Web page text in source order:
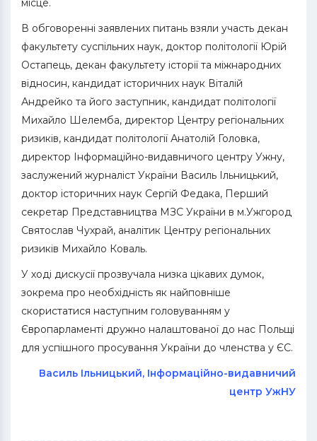
місце.
В обговоренні заявлених питань взяли участь декан
факультету суспільних наук, доктор політології Юрій
Остапець, декан факультету історії та міжнародних
відносин, кандидат історичних наук Віталій
Андрейко та його заступник, кандидат політології
Михайло Шелемба, директор Центру регіональних
ризиків, кандидат політології Анатолій Головка,
директор Інформаційно-видавничого центру Ужну,
заслужений журналіст України Василь Ільницький,
доктор історичних наук Сергій Федака, Перший
секретар Представництва МЗС України в м.Ужгород
Святослав Чухрай, аналітик Центру регіональних
ризиків Михайло Коваль.
У ході дискусії прозвучала низка цікавих думок,
зокрема про необхідність як найповніше
скористатися наступним головуванням у
Європарламенті дружно налаштованої до нас Польщі
для успішного просування України до членства у ЄС.
Василь Ільницький, Інформаційно-видавничий
центр УжНУ